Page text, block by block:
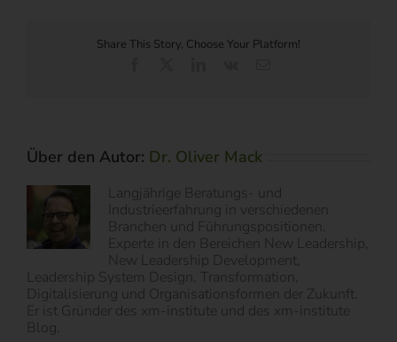
Share This Story, Choose Your Platform!
Über den Autor: Dr. Oliver Mack
Langjährige Beratungs- und
Industrieerfahrung in verschiedenen
Branchen und Führungspositionen.
Experte in den Bereichen New Leadership,
New Leadership Development,
Leadership System Design, Transformation,
Digitalisierung und Organisationsformen der Zukunft.
Er ist Gründer des xm-institute und des xm-institute
Blog.